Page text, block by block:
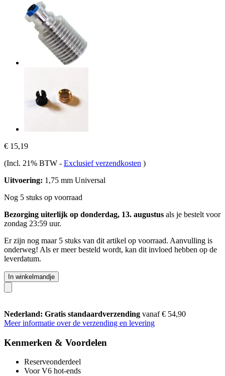
€ 15,19
(Incl. 21% BTW - Exclusief verzendkosten )
Uitvoering: 1,75 mm Universal
Nog 5 stuks op voorraad
Bezorging uiterlijk op donderdag, 13. augustus als je bestelt voor
zondag 23:59 uur.
Er zijn nog maar 5 stuks van dit artikel op voorraad. Aanvulling is
onderweg! Als er meer besteld wordt, kan dit invloed hebben op de
leverdatum.
In winkelmandje
Nederland: Gratis standaardverzending vanaf € 54,90
Meer informatie over de verzending en levering
Kenmerken & Voordelen
Reserveonderdeel
Voor V6 hot-ends